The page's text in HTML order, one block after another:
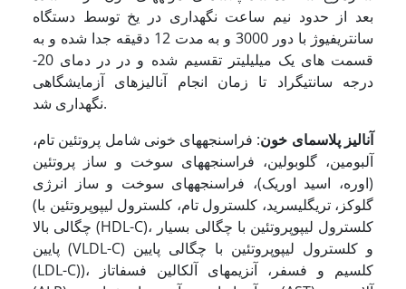
بعد از حدود نیم ساعت نگهداری در یخ توسط دستگاه
سانتریفیوژ با دور 3000 و به مدت 12 دقیقه جدا شده و به
قسمت های یک میلی­لیتر تقسیم شده و در در دمای 20-
درجه سانتیگراد تا زمان انجام آنالیزهای آزمایشگاهی
نگهداری شد.
آنالیز پلاسمای خون: فراسنجه­های خونی شامل پروتئین تام،
آلبومین، گلوبولین، فراسنجه­های سوخت و ساز پروتئین
(اوره، اسید اوریک)، فراسنجه­های سوخت و ساز انرژی
(گلوکز، تری­گلیسرید، کلسترول تام، کلسترول لیپوپروتئین با
چگالی بالا (HDL-C)، کلسترول لیپوپروتئین با چگالی بسیار
پایین (VLDL-C) و کلسترول لیپوپروتئین با چگالی پایین
(LDL-C))، کلسیم و فسفر، آنزیمهای آلکالین فسفاتاز